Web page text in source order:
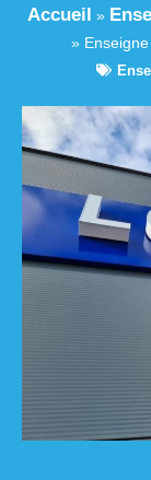
Accueil »
»